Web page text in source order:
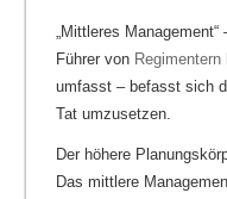
„Mittleres
Führer von Regimentern
umfasst – befasst sich
Tat umzusetzen.
Der höhere
Das mittlere